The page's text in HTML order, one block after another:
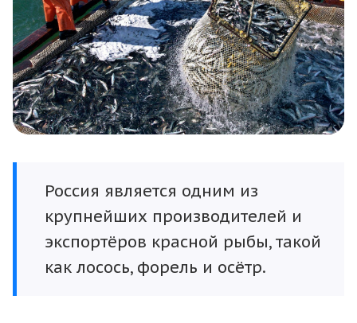
Россия является одним из
крупнейших производителей и
экспортёров красной рыбы, такой
как лосось, форель и осётр.